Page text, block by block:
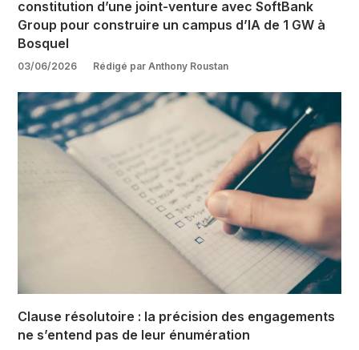
Clause résolutoire : la précision des engagements
ne s’entend pas de leur énumération
constitution d’une joint-venture avec SoftBank
Group pour construire un campus d’IA de 1 GW à
Bosquel
03/06/2026 Rédigé par Anthony Roustan